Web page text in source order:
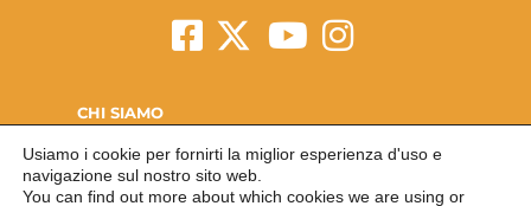
CHI SIAMO
LA FONDAZIONE
Usiamo i cookie per fornirti la miglior esperienza d'uso e
navigazione sul nostro sito web.
You can find out more about which cookies we are using or